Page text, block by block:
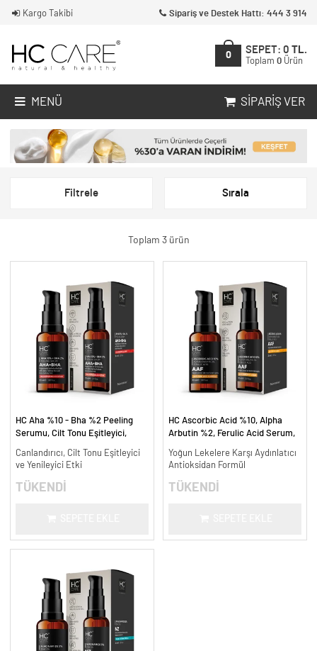
Kargo Takibi Sipariş ve Destek Hattı: 444 3 914
0
SEPET: 0 TL.
Toplam 0 Ürün
MENÜ SIPARIŞ VER
Filtrele Sırala
Toplam 3 ürün
HC Aha %10 - Bha %2 Peeling
Serumu, Cilt Tonu Eşitleyici,
Canlandırıcı, Cilt Tonu Eşitleyici
ve Yenileyici Etki
TÜKENDİ
HC Ascorbic Acid %10, Alpha
Arbutin %2, Ferulic Acid Serum,
ml.
Yoğun Lekelere Karşı Aydınlatıcı
Antioksidan Formül
TÜKENDİ